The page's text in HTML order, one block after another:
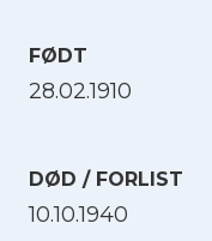
FØDT
28.02.1910
DØD / FORLIST
10.10.1940